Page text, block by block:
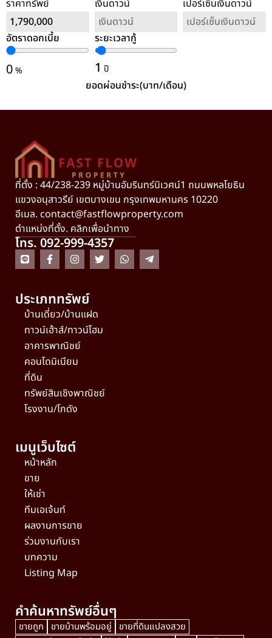
ราคาทรัพย์ เงินดาวน์ เปอร์เซ็นเงินดาวน์
อัตราดอกเบี้ย
0%
ระยะเวลากู้
1 ปี
ยอดผ่อนชำระ(บาท/เดือน)
ที่ตั้ง : 44/238-239 หมู่บ้านอัมรินทร์นิเวศน์1 ถนนพหลโยธิน
แขวงอนุสาวรีย์ เขตบางเขน กรุงเทพมหานคร 10220
อีเมล. contact@fastflowproperty.com
ตำแหน่งที่ตั้ง. คลิกเพื่อนำทาง
โทร. 092-999-4357
ประเภททรัพย์
บ้านเดี่ยว/บ้านแฝด
ทาวน์เฮ้าส์/ทาวน์โฮม
อาคารพาณิชย์
คอนโดมิเนียม
ที่ดิน
ทรัพย์สินเชิงพาณิชย์
โรงงาน/โกดัง
เมนูเว็บไซต์
หน้าหลัก
ขาย
ให้เช่า
ทีมเอเจ้นท์
ผลงานการขาย
ร่วมงานกับเรา
บทความ
Listing Map
คำค้นหาทรัพย์อื่นๆ
ขายถูก ขายบ้านพร้อมอยู่
ขายที่ดินแปลงสวย